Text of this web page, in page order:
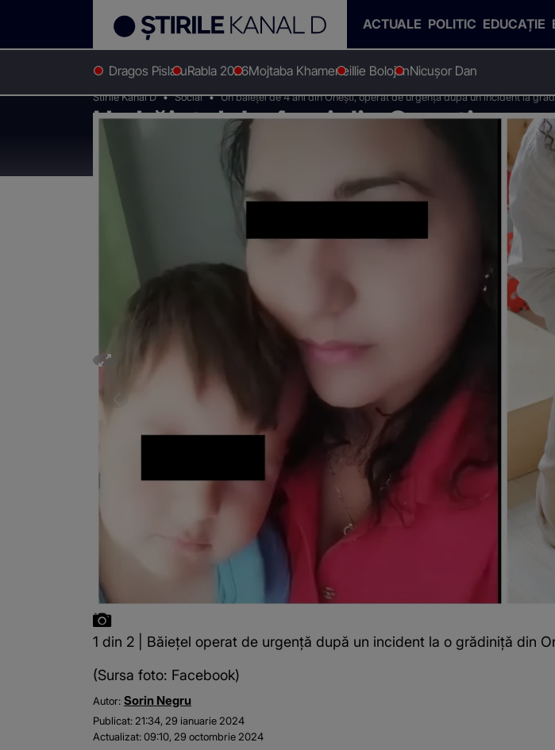
ACTUALE POLITIC EDUCAȚIE
Dragos PislaruRabla 2026Mojtaba KhameneiIlie BolojanNicușor Dan
Stirile Kanal D Social Un băiețel de 4 ani din Onești, operat de urgență după un incident la
Un băiețel de 4 ani din Onești,
incident la grădiniță. I-a fost strivit
1 din 2 | Băiețel operat de urgență după un incident la o grădiniță din
(Sursa foto: Facebook)
Autor: Sorin Negru
Publicat:21:34, 29 ianuarie 2024
Actualizat:09:10, 29 octombrie 2024